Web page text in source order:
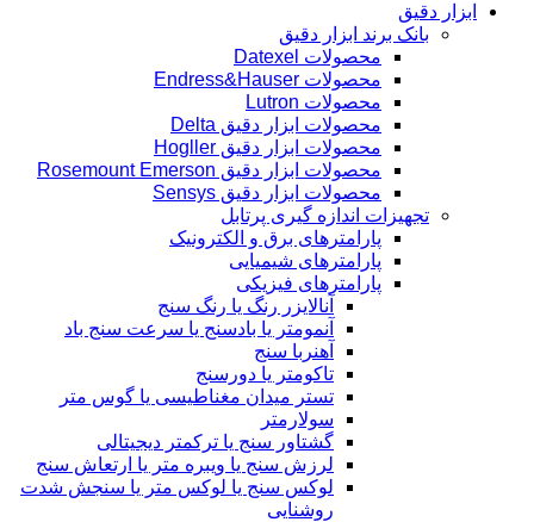
ابزار دقیق
بانک برند ابزار دقیق
محصولات Datexel
محصولات Endress&Hauser
محصولات Lutron
محصولات ابزار دقیق Delta
محصولات ابزار دقیق Hogller
محصولات ابزار دقیق Rosemount Emerson
محصولات ابزار دقیق Sensys
تجهیزات اندازه گیری پرتابل
پارامترهای برق و الکترونیک
پارامترهای شیمیایی
پارامترهای فیزیکی
آنالایزر رنگ یا رنگ سنج
آنمومتر یا بادسنج یا سرعت سنج باد
آهنربا سنج
تاکومتر یا دورسنج
تستر میدان مغناطیسی یا گوس متر
سولارمتر
گشتاور سنج یا ترکمتر دیجیتالی
لرزش سنج یا ویبره متر یا ارتعاش سنج
لوکس سنج یا لوکس متر یا سنجش شدت
روشنایی